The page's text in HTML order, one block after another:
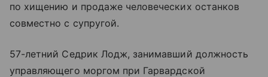
по хищению и продаже человеческих останков
совместно с супругой.
57-летний Седрик Лодж, занимавший должность
управляющего моргом при Гарвардской